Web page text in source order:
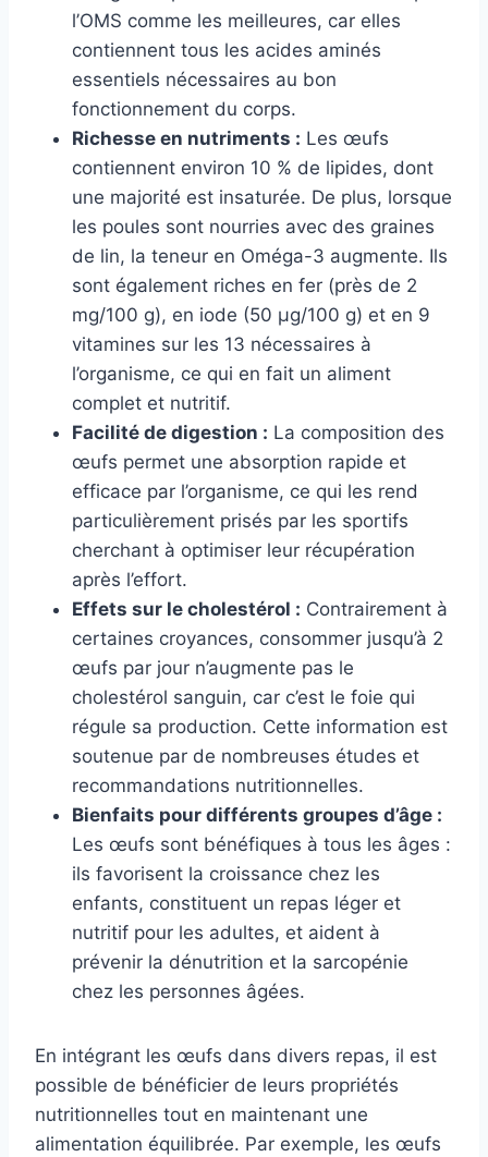
l’OMS comme les meilleures, car elles
contiennent tous les acides aminés
essentiels nécessaires au bon
fonctionnement du corps.
Richesse en nutriments : Les œufs
contiennent environ 10 % de lipides, dont
une majorité est insaturée. De plus, lorsque
les poules sont nourries avec des graines
de lin, la teneur en Oméga-3 augmente. Ils
sont également riches en fer (près de 2
mg/100 g), en iode (50 µg/100 g) et en 9
vitamines sur les 13 nécessaires à
l’organisme, ce qui en fait un aliment
complet et nutritif.
Facilité de digestion : La composition des
œufs permet une absorption rapide et
efficace par l’organisme, ce qui les rend
particulièrement prisés par les sportifs
cherchant à optimiser leur récupération
après l’effort.
Effets sur le cholestérol : Contrairement à
certaines croyances, consommer jusqu’à 2
œufs par jour n’augmente pas le
cholestérol sanguin, car c’est le foie qui
régule sa production. Cette information est
soutenue par de nombreuses études et
recommandations nutritionnelles.
Bienfaits pour différents groupes d’âge :
Les œufs sont bénéfiques à tous les âges :
ils favorisent la croissance chez les
enfants, constituent un repas léger et
nutritif pour les adultes, et aident à
prévenir la dénutrition et la sarcopénie
chez les personnes âgées.
En intégrant les œufs dans divers repas, il est
possible de bénéficier de leurs propriétés
nutritionnelles tout en maintenant une
alimentation équilibrée. Par exemple, les œufs